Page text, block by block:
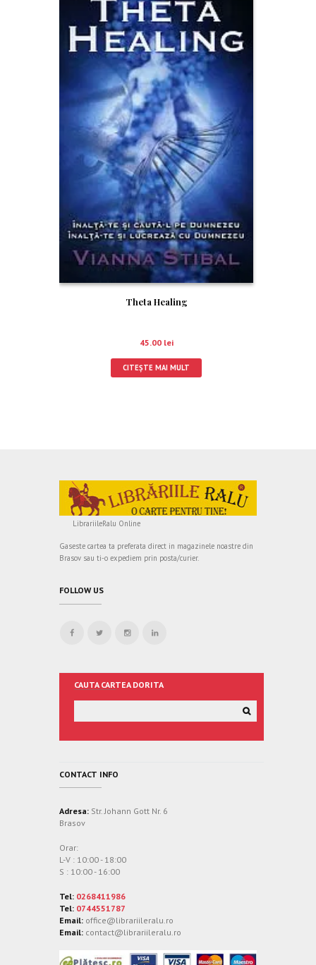
Theta Healing
45.00 lei
CITEȘTE MAI MULT
LibrariileRalu Online
Gaseste cartea ta preferata direct in magazinele noastre din
Brasov sau ti-o expediem prin posta/curier.
FOLLOW US
CAUTA CARTEA DORITA
CONTACT INFO
Adresa: Str. Johann Gott Nr. 6
Brasov
Orar:
L-V : 10:00 - 18:00
S : 10:00 - 16:00
Tel: 0268411986
Tel: 0744551787
Email: office@librariileralu.ro
Email: contact@librariileralu.ro